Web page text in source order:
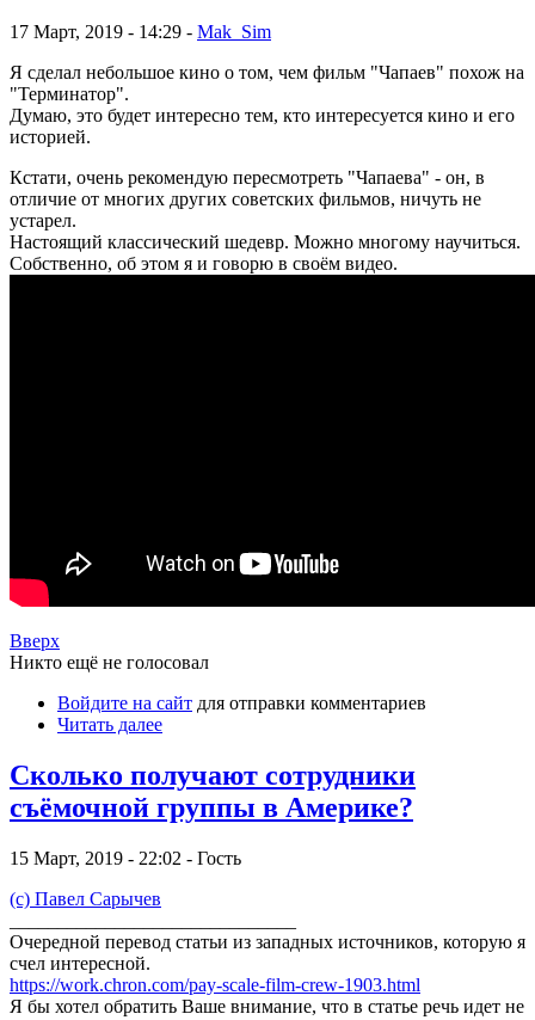
17 Март, 2019 - 14:29 - Mak_Sim
Я сделал небольшое кино о том, чем фильм "Чапаев" похож на
"Терминатор".
Думаю, это будет интересно тем, кто интересуется кино и его
историей.
Кстати, очень рекомендую пересмотреть "Чапаева" - он, в
отличие от многих других советских фильмов, ничуть не
устарел.
Настоящий классический шедевр. Можно многому научиться.
Собственно, об этом я и говорю в своём видео.
Вверх
Никто ещё не голосовал
Войдите на сайт для отправки комментариев
Читать далее
Сколько получают сотрудники
съёмочной группы в Америке?
15 Март, 2019 - 22:02 - Гость
(с) Павел Сарычев
Очередной перевод статьи из западных источников, которую я
счел интересной.
https://work.chron.com/pay-scale-film-crew-1903.html
Я бы хотел обратить Ваше внимание, что в статье речь идет не